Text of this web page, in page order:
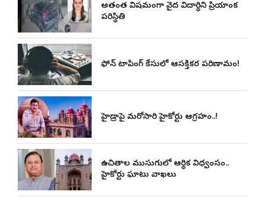
అత్యంత విషమంగా వైద్య విద్యార్థిని ప్రియాంక
పరిస్థితి
ఫోన్ ట్యాపింగ్ కేసులో ఆసక్తికర పరిణామం!
హైడ్రాపై మరోసారి హైకోర్టు ఆగ్రహం..!
ఉచితాల ముసుగులో ఆర్థిక విధ్వంసం..
హైకోర్టు ఘాటు వ్యాఖ్యలు